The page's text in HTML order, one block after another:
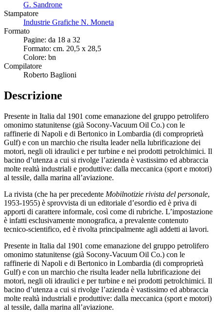
G. Sandrone
Stampatore
Industrie Grafiche N. Moneta
Formato
Pagine: da 18 a 32
Formato: cm. 20,5 x 28,5
Colore: bn
Compilatore
Roberto Baglioni
Descrizione
Presente in Italia dal 1901 come emanazione del gruppo petrolifero
omonimo statunitense (già Socony-Vacuum Oil Co.) con le
raffinerie di Napoli e di Bertonico in Lombardia (di comproprietà
Gulf) e con un marchio che risulta leader nella lubrificazione dei
motori, negli oli idraulici e per turbine e nei prodotti petrolchimici. Il
bacino d’utenza a cui si rivolge l’azienda è vastissimo ed abbraccia
molte realtà industriali e produttive: dalla meccanica (sport e motori)
al tessile, dalla marina all’aviazione.
La rivista (che ha per precedente Mobilnotizie rivista del personale,
1953-1955) è sprovvista di un editoriale d’esordio ed è priva di
apporti di carattere informale, così come di rubriche. L’impostazione
è infatti esclusivamente monografica, a prevalente contenuto
tecnico-scientifico, ed è rivolta principalmente agli addetti ai lavori.
Presente in Italia dal 1901 come emanazione del gruppo petrolifero
omonimo statunitense (già Socony-Vacuum Oil Co.) con le
raffinerie di Napoli e di Bertonico in Lombardia (di comproprietà
Gulf) e con un marchio che risulta leader nella lubrificazione dei
motori, negli oli idraulici e per turbine e nei prodotti petrolchimici. Il
bacino d’utenza a cui si rivolge l’azienda è vastissimo ed abbraccia
molte realtà industriali e produttive: dalla meccanica (sport e motori)
al tessile, dalla marina all’aviazione.